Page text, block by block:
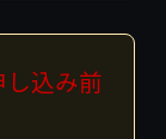
込み前